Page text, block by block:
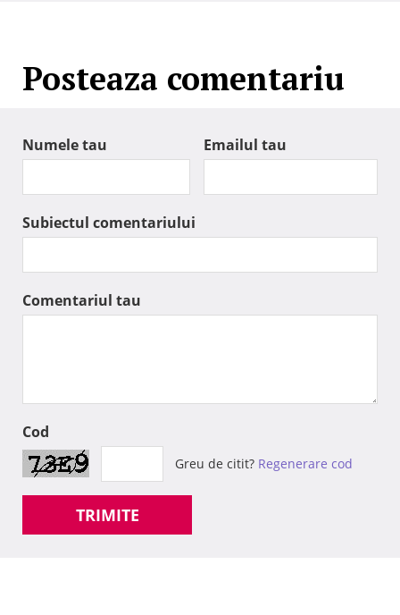
Posteaza comentariu
Numele tau Emailul tau
Subiectul comentariului
Comentariul tau
Cod
Greu de citit? Regenerare cod
TRIMITE